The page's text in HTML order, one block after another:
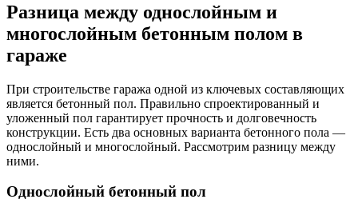
Разница между однослойным и
многослойным бетонным полом в
гараже
При строительстве гаража одной из ключевых составляющих
является бетонный пол. Правильно спроектированный и
уложенный пол гарантирует прочность и долговечность
конструкции. Есть два основных варианта бетонного пола —
однослойный и многослойный. Рассмотрим разницу между
ними.
Однослойный бетонный пол